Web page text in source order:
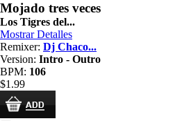
Mojado tres veces
Los Tigres del...
Mostrar Detalles
Remixer: Dj Chaco...
Version: Intro - Outro
BPM: 106
$1.99